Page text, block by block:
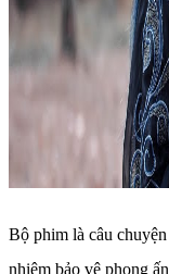
Bộ phim là câu
nhiệm bảo vệ phong